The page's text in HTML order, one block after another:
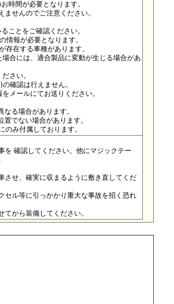
時間が必要となります。
せんのでご注意ください。
ことをご確認ください。
情報が必要となります。
在する車種があります。
合には、適合製品に変動が生じる場合があ
さい。
確認は行えません。
メールにてお送りください。
る場合があります。
でない場合があります。
み付属しております。
を 確認してください。他にマジックテー
させ、確実に収まるように敷き直してくだ
セル等に引っかかり重大な事故を招く恐れ
から装備してください。